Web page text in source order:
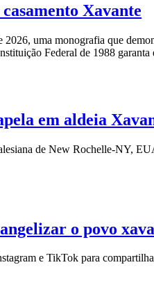
Xavante
uma monografia que
Federal de 1988
em aldeia
de New Rochelle-NY,
o povo
e TikTok para